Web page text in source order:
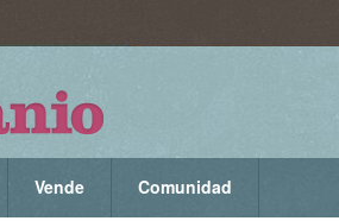
Vende Comunidad